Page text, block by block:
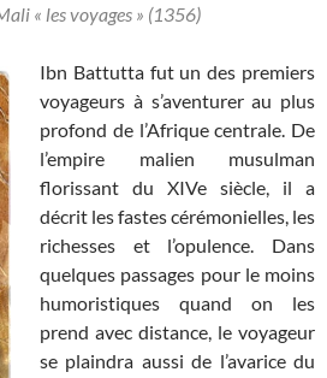
« les voyages » (1356)
Ibn Battutta fut un des premiers
voyageurs à s’aventurer au plus
profond de l’Afrique centrale. De
l’empire malien musulman
florissant du XIVe siècle, il a
décrit les fastes cérémonielles, les
richesses et l’opulence. Dans
quelques passages pour le moins
humoristiques quand on les
prend avec distance, le voyageur
se plaindra aussi de l’avarice du